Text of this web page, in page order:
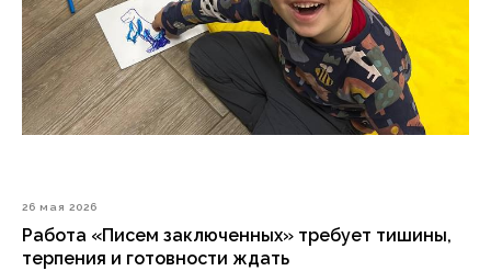
26 мая 2026
Работа «Писем заключенных» требует тишины,
терпения и готовности ждать